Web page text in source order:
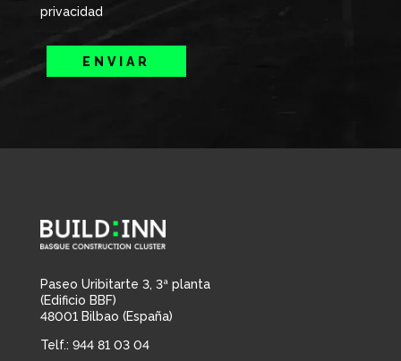
privacidad
ENVIAR
Paseo Uribitarte 3, 3ª planta
(Edificio BBF)
48001 Bilbao (España)
Telf.: 944 81 03 04